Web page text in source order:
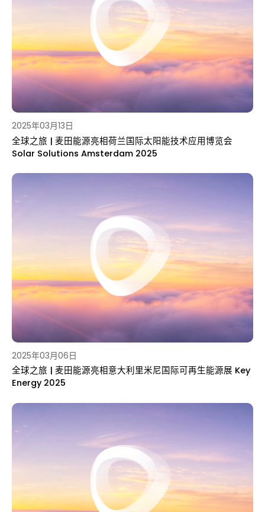
2025年03月13日
全球之旅 | 麦田能源亮相荷兰国际太阳能技术应用博览会
Solar Solutions Amsterdam 2025
2025年03月06日
全球之旅 | 麦田能源亮相意大利里米尼国际可再生能源展 Key
Energy 2025